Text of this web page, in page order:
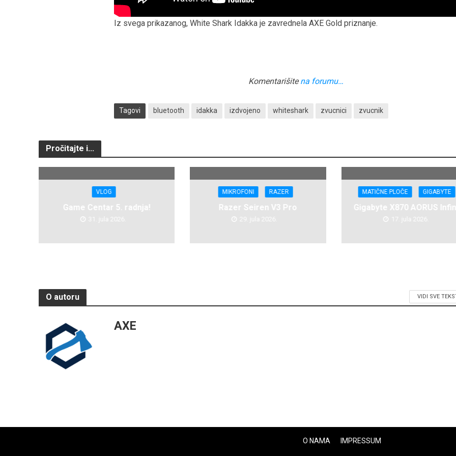
Iz svega prikazanog, White Shark Idakka je zavrednela AXE Gold priznanje.
Komentarišitena forumu…
Tagovi bluetooth idakka izdvojeno whiteshark zvucnici zvucnik
Pročitajte i...
VLOG
Game Centar 5. radnja!
31. jula 2026.
MIKROFONI RAZER
Razer Seiren V3 Pro
29. jula 2026.
MATIČNE PLOČE GIGABYTE
Gigabyte X870 AORUS
17. jula 2026.
O autoru VIDI SVE
AXE
O NAMA IMPRESSUM